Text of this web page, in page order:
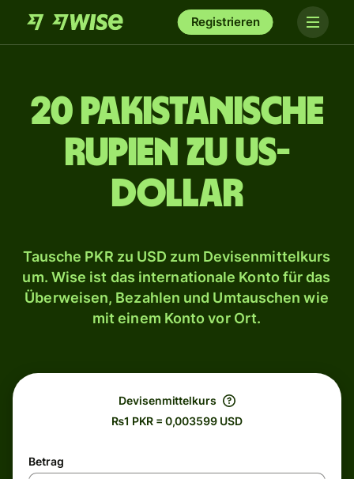
Registrieren
20 pakistanische
Rupien zu US-
Dollar
Tausche PKR zu USD zum Devisenmittelkurs
um. Wise ist das internationale Konto für das
Überweisen, Bezahlen und Umtauschen wie
mit einem Konto vor Ort.
Devisenmittelkurs
₨1 PKR = 0,003599 USD
Betrag